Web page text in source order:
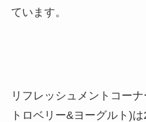
ています。
リフレッシュメントコー
トロベリー&ヨーグルト)